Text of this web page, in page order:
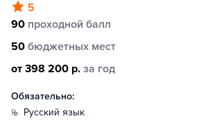
5
90 проходной балл
50 бюджетных мест
от 398 200 р. за год
Обязательно:
русский язык